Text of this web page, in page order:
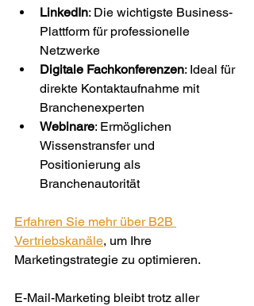
LinkedIn: Die wichtigste Business-
Plattform für professionelle
Netzwerke
Digitale Fachkonferenzen: Ideal für
direkte Kontaktaufnahme mit
Branchenexperten
Webinare: Ermöglichen
Wissenstransfer und
Positionierung als
Branchenautorität
Erfahren Sie mehr über B2B
Vertriebskanäle, um Ihre
Marketingstrategie zu optimieren.
E-Mail-Marketing bleibt trotz aller